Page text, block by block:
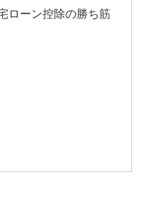
ローン控除の勝ち筋